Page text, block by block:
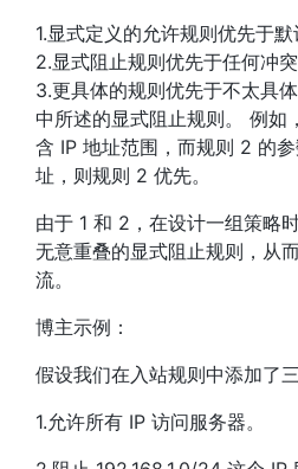
1.显式定义的允许规则优先于
2.显式阻止规则优先于任何冲
3.更具体的规则优先于不太具
中所述的显式阻止规则。 例如
含 IP 地址范围，而规则 2 的
址，则规则 2 优先。
由于 1 和 2，在设计一组策略
无意重叠的显式阻止规则，从
流。
博主示例：
假设我们在入站规则中添加了三
1.允许所有 IP 访问服务器。